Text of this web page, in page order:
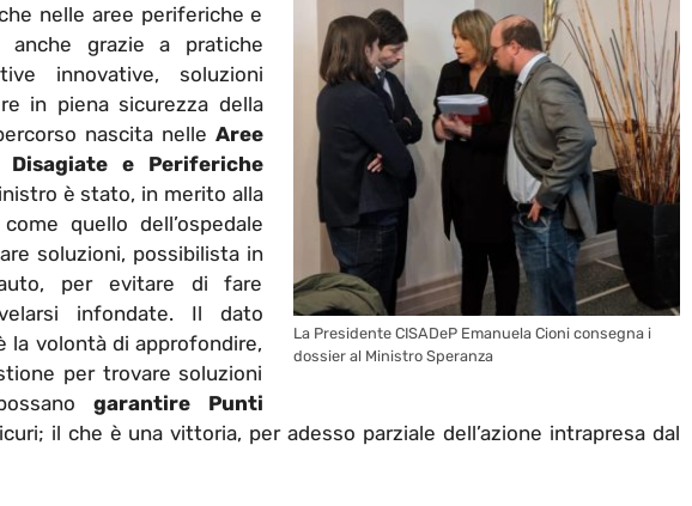
La Presidente CISADeP Emanuela Cioni consegna i
dossier al Ministro Speranza
nelle aree periferiche e
anche grazie a pratiche
innovative, soluzioni
in piena sicurezza della
nascita nelle Aree
Disagiate e Periferiche
è stato, in merito alla
quello dell’ospedale
soluzioni, possibilista in
per evitare di fare
infondate. Il dato
la volontà di approfondire,
per trovare soluzioni
garantire Punti
il che è una vittoria, per adesso parziale dell’azione intrapresa dal